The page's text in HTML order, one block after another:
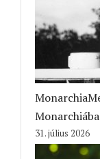
31. július 2026